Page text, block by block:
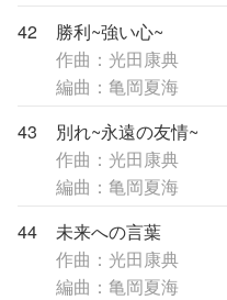
42
勝利~強い心~
作曲：光田康典
編曲：亀岡夏海
43
別れ~永遠の友情~
作曲：光田康典
編曲：亀岡夏海
44
未来への言葉
作曲：光田康典
編曲：亀岡夏海